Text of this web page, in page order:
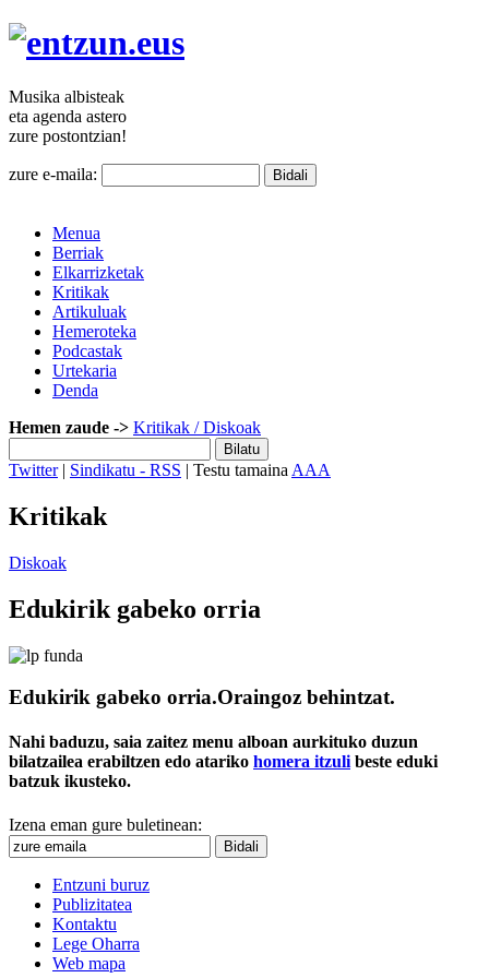
Musika albisteak
eta agenda astero
zure postontzian!
zure e-maila:
Menua
Berriak
Elkarrizketak
Kritikak
Artikuluak
Hemeroteka
Podcastak
Urtekaria
Denda
Hemen zaude -> Kritikak / Diskoak
Twitter| Sindikatu - RSS | Testu tamaina AAA
Kritikak
Diskoak
Edukirik gabeko orria
Edukirik gabeko orria.Oraingoz behintzat.
Nahi baduzu, saia zaitez menu alboan aurkituko duzun
bilatzailea erabiltzen edo atariko homera itzulibeste eduki
batzuk ikusteko.
Izena eman gure buletinean:
Entzuni buruz
Publizitatea
Kontaktu
Lege Oharra
Web mapa